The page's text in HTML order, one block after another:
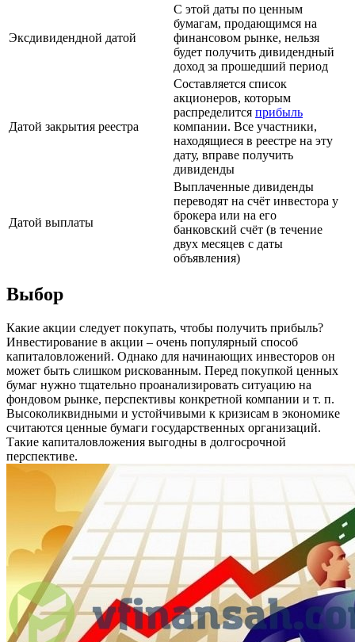
Эксдивидендной датой
С этой даты по ценным
бумагам, продающимся на
финансовом рынке, нельзя
будет получить дивидендный
доход за прошедший период
Датой закрытия реестра
Составляется список
акционеров, которым
распределится прибыль
компании. Все участники,
находящиеся в реестре на эту
дату, вправе получить
дивиденды
Датой выплаты
Выплаченные дивиденды
переводят на счёт инвестора у
брокера или на его
банковский счёт (в течение
двух месяцев с даты
объявления)
Выбор
Какие акции следует покупать, чтобы получить прибыль?
Инвестирование в акции – очень популярный способ
капиталовложений. Однако для начинающих инвесторов он
может быть слишком рискованным. Перед покупкой ценных
бумаг нужно тщательно проанализировать ситуацию на
фондовом рынке, перспективы конкретной компании и т. п.
Высоколиквидными и устойчивыми к кризисам в экономике
считаются ценные бумаги государственных организаций.
Такие капиталовложения выгодны в долгосрочной
перспективе.